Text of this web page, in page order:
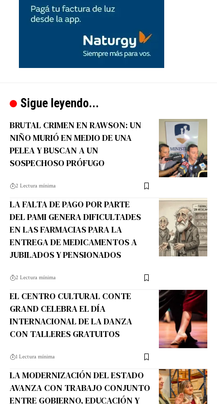
Sigue leyendo...
BRUTAL CRIMEN EN RAWSON: UN
NIÑO MURIÓ EN MEDIO DE UNA
PELEA Y BUSCAN A UN
SOSPECHOSO PRÓFUGO
2 Lectura mínima
LA FALTA DE PAGO POR PARTE
DEL PAMI GENERA DIFICULTADES
EN LAS FARMACIAS PARA LA
ENTREGA DE MEDICAMENTOS A
JUBILADOS Y PENSIONADOS
2 Lectura mínima
EL CENTRO CULTURAL CONTE
GRAND CELEBRA EL DÍA
INTERNACIONAL DE LA DANZA
CON TALLERES GRATUITOS
1 Lectura mínima
LA MODERNIZACIÓN DEL ESTADO
AVANZA CON TRABAJO CONJUNTO
ENTRE GOBIERNO, EDUCACIÓN Y